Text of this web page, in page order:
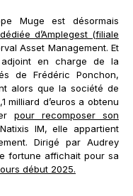
Muge est désormais
d’Amplegest (filiale
Asset Management. Et
en charge de la
de Frédéric Ponchon,
alors que la société de
milliard d’euros a obtenu
pour recomposer son
IM, elle appartient
Dirigé par Audrey
fortune affichait pour sa
début 2025.